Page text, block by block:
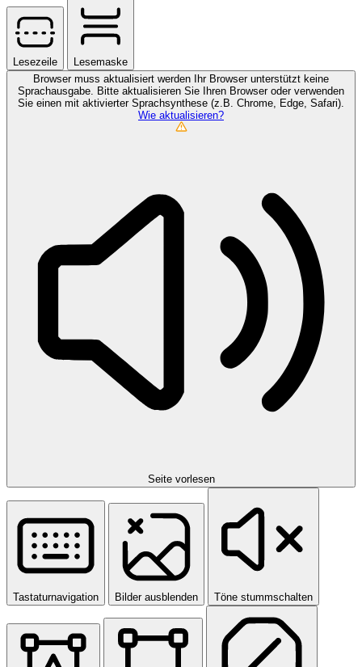
Lesezeile
Lesemaske
Browser muss aktualisiert werden
Ihr Browser unterstützt keine
Sprachausgabe. Bitte aktualisieren Sie Ihren Browser oder verwenden
Sie einen mit aktivierter Sprachsynthese (z.B. Chrome, Edge, Safari).
Wie aktualisieren?
Seite vorlesen
Tastaturnavigation Bilder ausblenden Töne stummschalten